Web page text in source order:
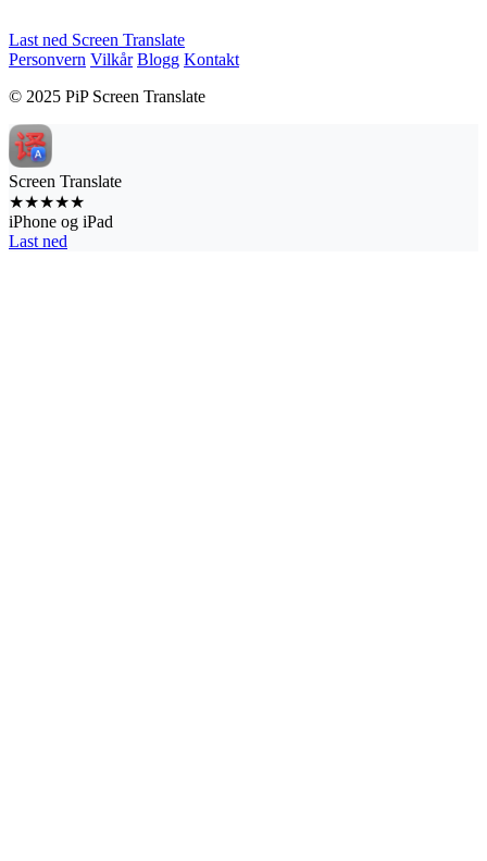
Last ned Screen Translate
Personvern Vilkår Blogg Kontakt
© 2025 PiP Screen Translate
Screen Translate
★★★★★
iPhone og iPad
Last ned